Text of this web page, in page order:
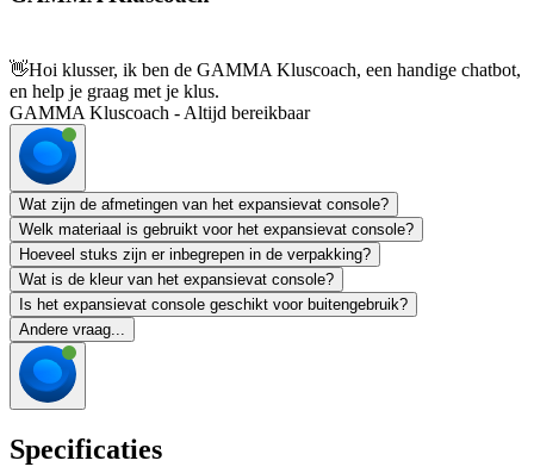
👋Hoi klusser, ik ben de GAMMA Kluscoach, een handige chatbot,
en help je graag met je klus.
GAMMA Kluscoach - Altijd bereikbaar
Wat zijn de afmetingen van het expansievat console?
Welk materiaal is gebruikt voor het expansievat console?
Hoeveel stuks zijn er inbegrepen in de verpakking?
Wat is de kleur van het expansievat console?
Is het expansievat console geschikt voor buitengebruik?
Andere vraag...
Specificaties